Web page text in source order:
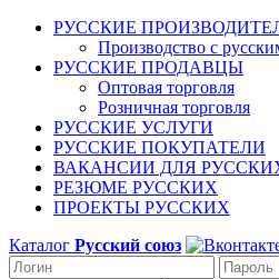
РУССКИЕ
Производство с
РУССКИЕ ПРОДАВЦЫ
Оптовая торговля
Розничная торговля
РУССКИЕ УСЛУГИ
РУССКИЕ ПОКУПАТЕЛИ
ВАКАНСИИ ДЛЯ
РЕЗЮМЕ РУССКИХ
ПРОЕКТЫ РУССКИХ
Каталог Русский союз